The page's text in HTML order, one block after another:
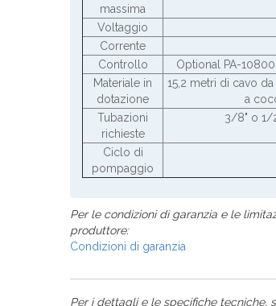
massima
Voltaggio
Corrente
Controllo
Optional PA-
Materiale in
dotazione
15,2 metri di cavo
a
Tubazioni
richieste
3/8" o 1/
Ciclo di
pompaggio
Per le condizioni di garanzia e le
produttore:
Condizioni di garanzia
Per i dettagli e le specifiche tecniche,